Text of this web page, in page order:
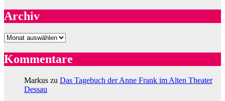
Archiv
Archiv
Kommentare
Markus zu Das Tagebuch der Anne Frank im Alten Theater
Dessau